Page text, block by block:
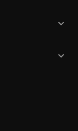

